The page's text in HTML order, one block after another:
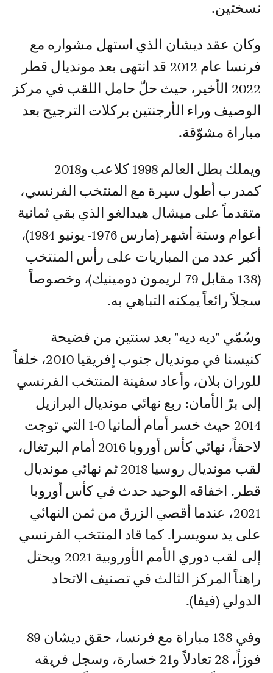
نسختين.
وكان عقد ديشان الذي استهل مشواره مع
فرنسا عام 2012 قد انتهى بعد مونديال قطر
2022 الأخير، حيث حلّ حامل اللقب في مركز
الوصيف وراء الأرجنتين بركلات الترجيح بعد
مباراة مشوّقة.
ويملك بطل العالم 1998 كلاعب و2018
كمدرب أطول سيرة مع المنتخب الفرنسي،
متقدماً على ميشال هيدالغو الذي بقي ثمانية
أعوام وستة أشهر (مارس 1976- يونيو 1984)،
أكبر عدد من المباريات على رأس المنتخب
(138 مقابل 79 لريمون دومينيك)، وخصوصاً
سجلاً رائعاً يمكنه التباهي به.
وسُمّي "ديه ديه" بعد سنتين من فضيحة
كنيسنا في مونديال جنوب إفريقيا 2010، خلفاً
للوران بلان، وأعاد سفينة المنتخب الفرنسي
إلى برّ الأمان: ربع نهائي مونديال البرازيل
2014 حيث خسر أمام ألمانيا 0-1 التي توجت
لاحقاً، نهائي كأس أوروبا 2016 أمام البرتغال،
لقب مونديال روسيا 2018 ثم نهائي مونديال
قطر. اخفاقه الوحيد حدث في كأس أوروبا
2021، عندما أقصي الزرق من ثمن النهائي
على يد سويسرا. كما قاد المنتخب الفرنسي
إلى لقب دوري الأمم الأوروبية 2021 ويحتل
راهناً المركز الثالث في تصنيف الاتحاد
الدولي (فيفا).
وفي 138 مباراة مع فرنسا، حقق ديشان 89
فوزاً، 28 تعادلاً و21 خسارة، وسجل فريقه